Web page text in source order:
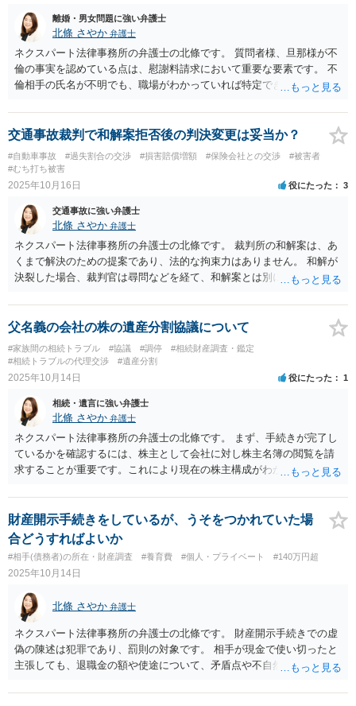
離婚・男女問題に強い弁護士
北條 さやか 弁護士
ネクスパート法律事務所の弁護士の北條です。 質問者様、旦那様が不
倫の事実を認めている点は、慰謝料請求において重要な要素です。 不
倫相手の氏名が不明でも、職場がわかっていれば特定できる可能性が
ることで情報を得やすくなることがあります。また、「弁護士会照
会」という制度を利用して、職場に相手の氏名や住所の開示を求める
なるので、慎重に対応をする必要があります。 弁護士によっては照会
を掛けられないという場合もあると思います。 質問者様が離婚するか
体的な進め方について、一度弁護士にご相談されることをお勧めしま
す。まずは、相手男性に誰が相手なのか確認して、回答できないなら
会社に確認する可能性がある旨伝えて、回答を聞き出すことが良いか
と思います。
交通事故裁判で和解案拒否後の判決変更は妥当か？
#自動車事故 #過失割合の交渉 #損害賠償増額 #保険会社との交渉
#被害者
#むち打ち被害
2025年10月16日 役にたった 3
交通事故に強い弁護士
北條 さやか 弁護士
ネクスパート法律事務所の弁護士の北條です。 裁判所の和解案は、あ
くまで解決のための提案であり、法的な拘束力はありません。 和解が
決裂した場合、裁判官は尋問などを経て、和解案とは別に、改めて証
言などによって、裁判官の心証が変わり、和解案と異なる判決が出る
ことはあり得ます。 次に「対物超過特約」ですが、これは加害者が任
の使用を強制することはできません。 そのため、法律上の賠償額（時
価額）を超える部分の支払いを受けることは困難です。
父名義の会社の株の遺産分割協議について
#家族間の相続トラブル #協議 #調停
#相続財産調査・鑑定
#相続トラブルの代理交渉
#遺産分割
2025年10月14日 役にたった 1
相続・遺言に強い弁護士
北條 さやか 弁護士
ネクスパート法律事務所の弁護士の北條です。 まず、手続きが完了し
ているかを確認するには、株主として会社に対し株主名簿の閲覧を請
求することが重要です。これにより現在の株主構成がわかります。 も
合、その手続きは法的に無効です。 また、その行為は有印私文書偽造
罪などの犯罪にあたり、義母や妹の刑事責任を問える可能性がありま
す。 今後の対応として、まずは弁護士に相談し、代理人として会社側
に正式な説明と遺産分割に関する資料の開示を求めることをお勧めし
ます。 不透明なまま署名する必要はありません。
財産開示手続きをしているが、うそをつかれていた場
合どうすればよいか
#相手(債務者)の所在・財産調査 #養育費 #個人・プライベート #140万円超
2025年10月14日
北條 さやか 弁護士
ネクスパート法律事務所の弁護士の北條です。 財産開示手続きでの虚
偽の陳述は犯罪であり、罰則の対象です。 相手が現金で使い切ったと
主張しても、退職金の額や使途について、矛盾点や不自然な点を具体
の購入など、判明している事実を基に追及します。 しかし、隠された